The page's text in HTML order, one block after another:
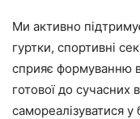
Ми активно
гуртки, спортивні
сприяє формуванню
готової до сучасних
самореалізуватися у